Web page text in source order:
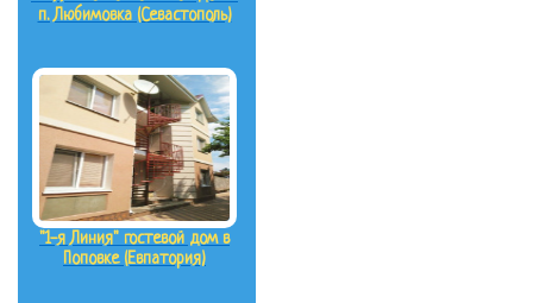
п. Любимовка (Севастополь)
"1-я Линия" гостевой дом в
Поповке (Евпатория)